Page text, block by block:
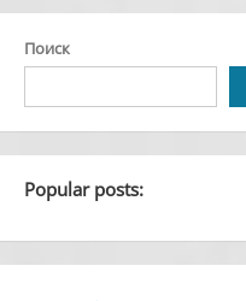
Поиск
Popular posts: